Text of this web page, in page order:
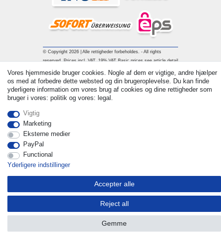
© Copyright 2026 | Alle rettigheder forbeholdes. - All rights
reserved. Prices incl. VAT. 19% VAT Basic prices see article detail
| * Applies to deliveries to the UK!
Vores hjemmeside bruger cookies. Nogle af dem er vigtige, andre hjælper
os med at forbedre dette websted og din brugeroplevelse. Du kan finde
yderligere information om vores brug af cookies og dine rettigheder som
bruger i vores: politik og vores: legal.
Vigtig
Marketing
Eksterne medier
PayPal
Functional
Yderligere indstillinger
Accepter alle
Reject all
Gemme
Withdraw from contract here